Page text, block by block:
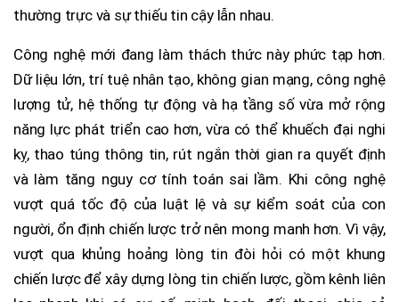
thường trực và sự thiếu tin cậy lẫn nhau.
Công nghệ mới đang làm thách thức này phức tạp hơn.
Dữ liệu lớn, trí tuệ nhân tạo, không gian mạng, công nghệ
lượng tử, hệ thống tự động và hạ tầng số vừa mở rộng
năng lực phát triển cao hơn, vừa có thể khuếch đại nghi
kỵ, thao túng thông tin, rút ngắn thời gian ra quyết định
và làm tăng nguy cơ tính toán sai lầm. Khi công nghệ
vượt quá tốc độ của luật lệ và sự kiểm soát của con
người, ổn định chiến lược trở nên mong manh hơn. Vì vậy,
vượt qua khủng hoảng lòng tin đòi hỏi có một khung
chiến lược để xây dựng lòng tin chiến lược, gồm kênh liên